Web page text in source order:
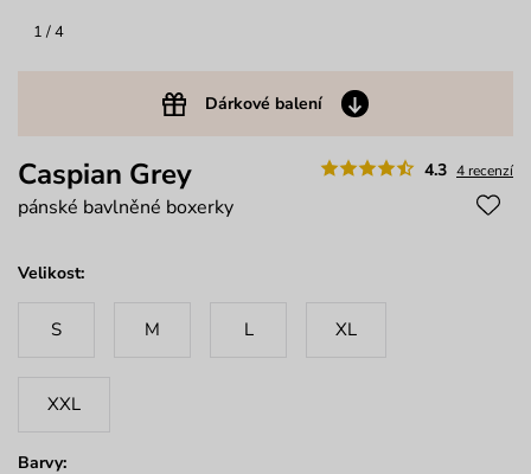
1 / 4
Dárkové balení
4.3 4 recenzí
Caspian Grey
pánské bavlněné boxerky
Velikost:
S M L XL
XXL
Barvy: